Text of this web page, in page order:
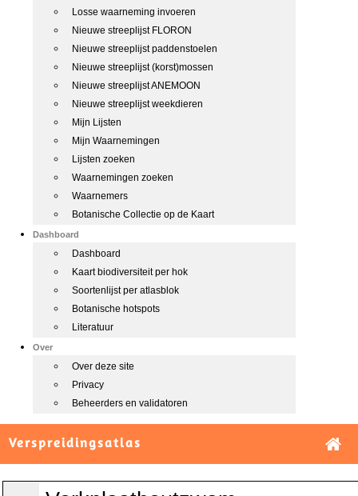
Losse waarneming invoeren
Nieuwe streeplijst FLORON
Nieuwe streeplijst paddenstoelen
Nieuwe streeplijst (korst)mossen
Nieuwe streeplijst ANEMOON
Nieuwe streeplijst weekdieren
Mijn Lijsten
Mijn Waarnemingen
Lijsten zoeken
Waarnemingen zoeken
Waarnemers
Botanische Collectie op de Kaart
Dashboard
Dashboard
Kaart biodiversiteit per hok
Soortenlijst per atlasblok
Botanische hotspots
Literatuur
Over
Over deze site
Privacy
Beheerders en validatoren
Verspreidingsatlas